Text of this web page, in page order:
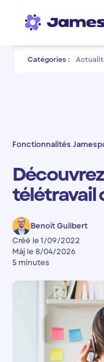
Catégories :
Fonctionnalités
télétravail
Benoit Guilbert
Créé le 1/09/2022
Màj le 8/04/2026
5 minutes